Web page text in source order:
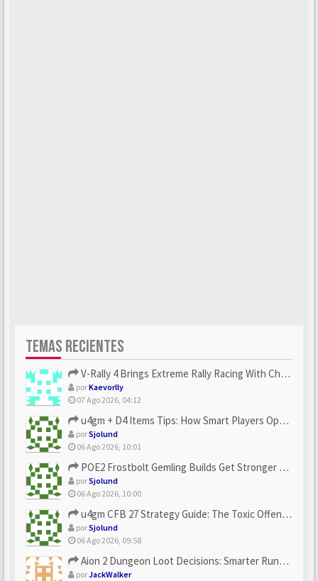
TEMAS RECIENTES
V-Rally 4 Brings Extreme Rally Racing With Challenging Track...
porKaevorlly
07 Ago 2026, 04:12
u4gm + D4 Items Tips: How Smart Players Optimize Gear, Build...
porSjolund
06 Ago 2026, 10:01
POE2 Frostbolt Gemling Builds Get Stronger With u4gm’s Ice C...
porSjolund
06 Ago 2026, 10:00
u4gm CFB 27 Strategy Guide: The Toxic Offensive Scheme Your ...
porSjolund
06 Ago 2026, 09:58
Aion 2 Dungeon Loot Decisions: Smarter Runs With U4N
porJackWalker